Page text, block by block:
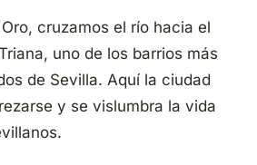
cruzamos el río hacia el
uno de los barrios más
de Sevilla. Aquí la ciudad
y se vislumbra la vida